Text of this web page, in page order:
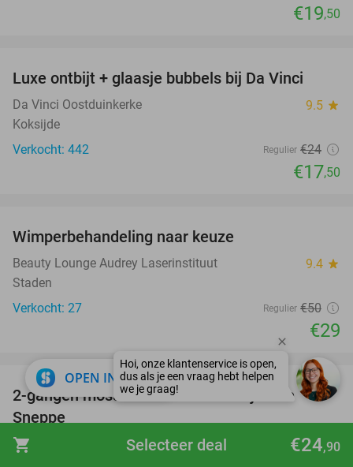
shopping_cart €24,90
Selecteer deal
€19,50
Luxe ontbijt + glaasje bubbels bij Da Vinci
Da Vinci Oostduinkerke 9.5 star
Koksijde
Verkocht: 442
Regulier €24
€17,50
Wimperbehandeling naar keuze
Beauty Lounge Audrey Laserinstituut 9.4 star
Staden
Verkocht: 27
Regulier €50
€29
35%
favorite_border
2-gangen mosseldiner of -lunch bij In De
Sneppe
In De Sneppe 9.4 star
OPEN IN APP close